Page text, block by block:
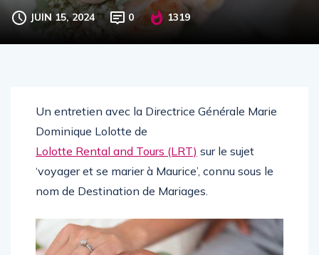
JUIN 15, 2024 0 1319
Un entretien avec la Directrice Générale Marie
Dominique Lolotte de
Lolotte Rental and Tours (LRT) sur le sujet
‘voyager et se marier à Maurice’, connu sous le
nom de Destination de Mariages.